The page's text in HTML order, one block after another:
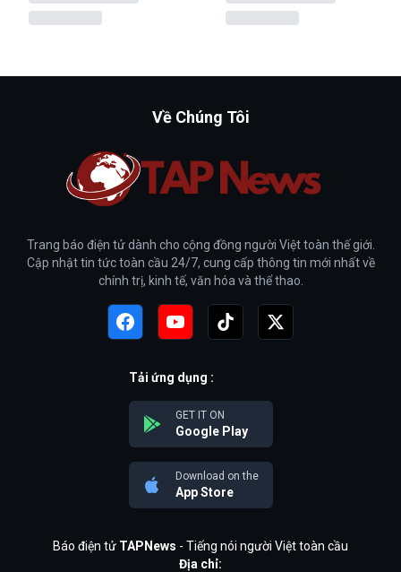
Về Chúng Tôi
Trang báo điện tử dành cho cộng đồng người Việt toàn thế giới.
Cập nhật tin tức toàn cầu 24/7, cung cấp thông tin mới nhất về
chính trị, kinh tế, văn hóa và thể thao.
Tải ứng dụng :
GET IT ON
Google Play
Download on the
App Store
Báo điện tử TAPNews - Tiếng nói người Việt toàn cầu
Địa chỉ: